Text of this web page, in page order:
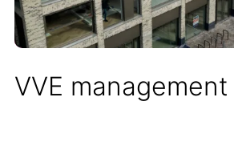
VVE management